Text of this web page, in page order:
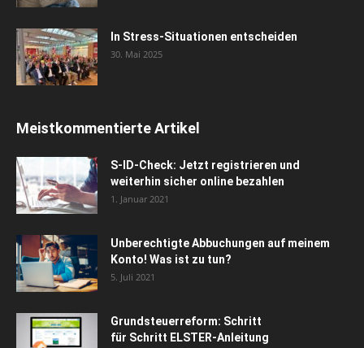
In Stress-Situationen entscheiden
30. Mai 2025
Meistkommentierte Artikel
S-ID-Check: Jetzt registrieren und
weiterhin sicher online bezahlen
1. Januar 2021
Unberechtigte Abbuchungen auf meinem
Konto! Was ist zu tun?
5. Juli 2021
Grundsteuerreform: Schritt
für Schritt ELSTER-Anleitung